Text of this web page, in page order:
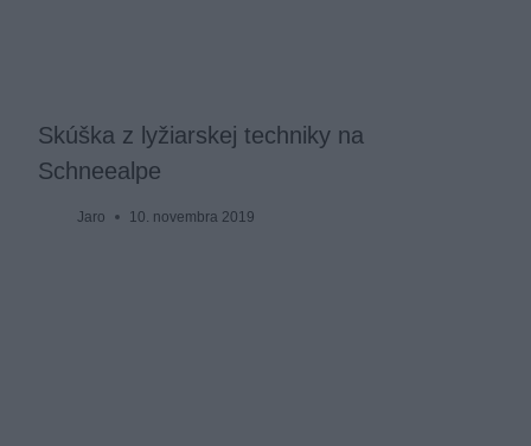
Skúška z lyžiarskej techniky na
Schneealpe
Jaro 10. novembra 2019